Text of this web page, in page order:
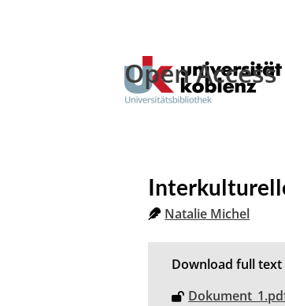
Open Access
Natalie Michel
Download full text